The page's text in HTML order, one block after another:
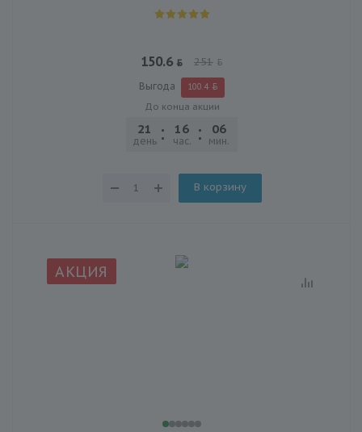
150.6 251
Выгода 100.4
До конца акции
21
день
16
час.
06
мин.
В корзину
АКЦИЯ